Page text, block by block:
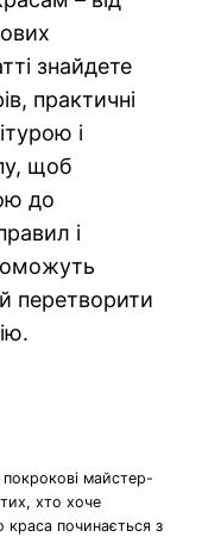
знайдете
практичні
і
щоб
до
і
перетворити
майстер-
хто хоче
краса починається з